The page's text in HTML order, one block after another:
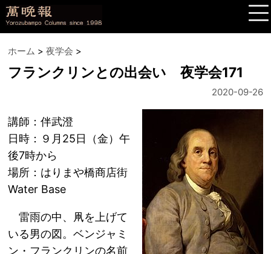
ホーム > 夜学会 >
フランクリンとの出会い 夜学会171
2020-09-26
講師：伴武澄
日時：９月25日（金）午
後7時から
場所：はりまや橋商店街
Water Base
雷雨の中、凧を上げて
いる男の図。ベンジャミ
ン・フランクリンの名前